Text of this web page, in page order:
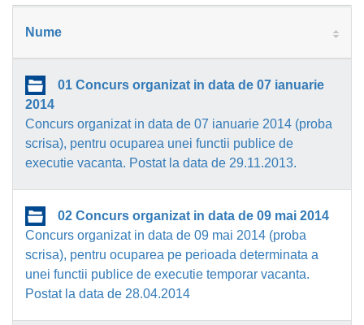
Nume
01 Concurs organizat in data de 07 ianuarie
2014
Concurs organizat in data de 07 ianuarie 2014 (proba
scrisa), pentru ocuparea unei functii publice de
executie vacanta. Postat la data de 29.11.2013.
02 Concurs organizat in data de 09 mai 2014
Concurs organizat in data de 09 mai 2014 (proba
scrisa), pentru ocuparea pe perioada determinata a
unei functii publice de executie temporar vacanta.
Postat la data de 28.04.2014